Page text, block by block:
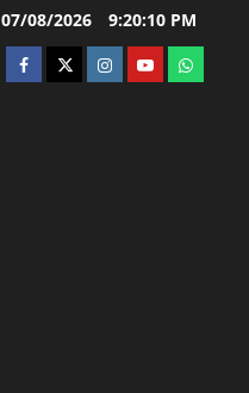
07/08/2026 9:20:11 PM
facebooktwitterinstagram.com
youtubewhatsapp